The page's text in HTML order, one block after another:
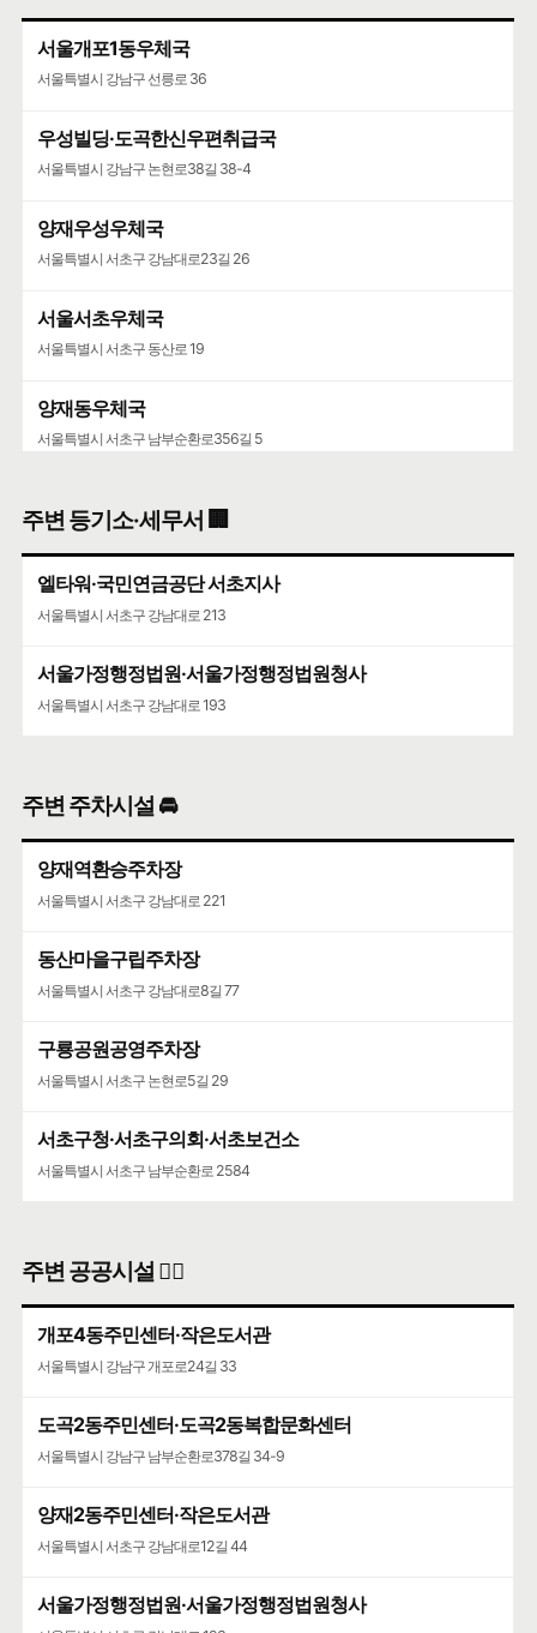
구글 🧭 카카오🐤 네이버 🦖
기타
지상 1층 개포동
구글 🧭 카카오🐤 네이버 🦖
서울개포1동우체국
서울특별시 강남구 선릉로 36
우성빌딩·도곡한신우편취급국
서울특별시 강남구 논현로38길 38-4
양재우성우체국
서울특별시 서초구 강남대로23길 26
서울서초우체국
서울특별시 서초구 동산로 19
양재동우체국
서울특별시 서초구 남부순환로356길 5
서울특별시 서초구 강남대로 193
주변 등기소·세무서 🏢
엘타워·국민연금공단 서초지사
서울특별시 서초구 강남대로 213
서울가정행정법원·서울가정행정법원청사
서울특별시 서초구 강남대로 193
주변 주차시설 🚘
양재역환승주차장
서울특별시 서초구 강남대로 221
동산마을구립주차장
서울특별시 서초구 강남대로8길 77
구룡공원공영주차장
서울특별시 서초구 논현로5길 29
서초구청·서초구의회·서초보건소
서울특별시 서초구 남부순환로 2584
주변 공공시설 👨‍✈️
개포4동주민센터·작은도서관
서울특별시 강남구 개포로24길 33
도곡2동주민센터·도곡2동복합문화센터
서울특별시 강남구 남부순환로378길 34-9
양재2동주민센터·작은도서관
서울특별시 서초구 강남대로12길 44
서울가정행정법원·서울가정행정법원청사